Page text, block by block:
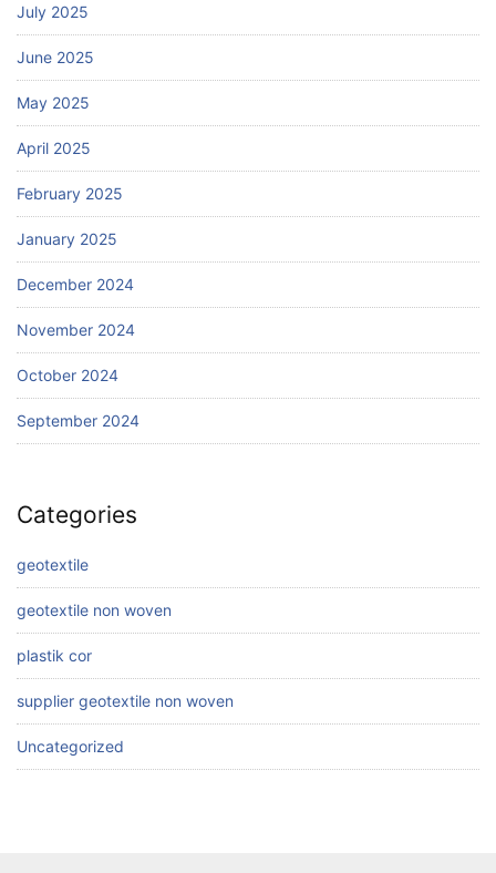
July 2025
June 2025
May 2025
April 2025
February 2025
January 2025
December 2024
November 2024
October 2024
September 2024
Categories
geotextile
geotextile non woven
plastik cor
supplier geotextile non woven
Uncategorized